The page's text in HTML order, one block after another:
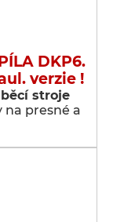
DKP6.
verzie !
stroje
presné a